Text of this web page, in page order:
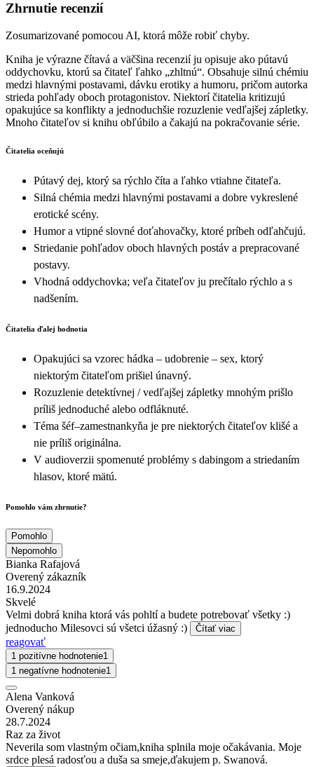
Zhrnutie recenzií
Zosumarizované pomocou AI, ktorá môže robiť chyby.
Kniha je výrazne čítavá a väčšina recenzií ju opisuje ako pútavú
oddychovku, ktorú sa čitateľ ľahko „zhltnú“. Obsahuje silnú chémiu
medzi hlavnými postavami, dávku erotiky a humoru, pričom autorka
strieda pohľady oboch protagonistov. Niektorí čitatelia kritizujú
opakujúce sa konflikty a jednoduchšie rozuzlenie vedľajšej zápletky.
Mnoho čitateľov si knihu obľúbilo a čakajú na pokračovanie série.
Čitatelia oceňujú
Pútavý dej, ktorý sa rýchlo číta a ľahko vtiahne čitateľa.
Silná chémia medzi hlavnými postavami a dobre vykreslené
erotické scény.
Humor a vtipné slovné doťahovačky, ktoré príbeh odľahčujú.
Striedanie pohľadov oboch hlavných postáv a prepracované
postavy.
Vhodná oddychovka; veľa čitateľov ju prečítalo rýchlo a s
nadšením.
Čitatelia ďalej hodnotia
Opakujúci sa vzorec hádka – udobrenie – sex, ktorý
niektorým čitateľom prišiel únavný.
Rozuzlenie detektívnej / vedľajšej zápletky mnohým prišlo
príliš jednoduché alebo odfláknuté.
Téma šéf–zamestnankyňa je pre niektorých čitateľov klišé a
nie príliš originálna.
V audioverzii spomenuté problémy s dabingom a striedaním
hlasov, ktoré mätú.
Pomohlo vám zhrnutie?
Pomohlo
Nepomohlo
Bianka Rafajová
Overený zákazník
16.9.2024
Skvelé
Velmi dobrá kniha ktorá vás pohltí a budete potrebovať všetky :)
jednoducho Milesovci sú všetci úžasný :)
Čítať viac
reagovať
1 pozitívne hodnotenie1
1 negatívne hodnotenie1
Alena Vanková
Overený nákup
28.7.2024
Raz za život
Neverila som vlastným očiam,kniha splnila moje očakávania. Moje
srdce plesá radosťou a duša sa smeje,ďakujem p. Swanová.